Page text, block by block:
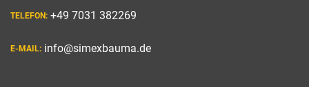
TELEFON: +49 7031 382269
E-MAIL: info@simexbauma.de